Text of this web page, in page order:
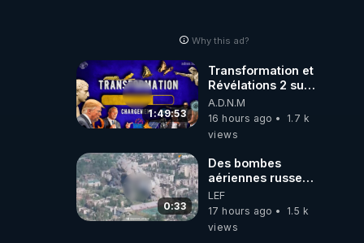
Why this ad?
1:49:53
Transformation et
Révélations 2 sur
2 - live du
07/08/26
A.D.N.M
16 hours ago
1.7 k
views
0:33
Des bombes
aériennes russes
anéantissent les
centres de
contrôle de
LEF
17 hours ago
1.5 k
views